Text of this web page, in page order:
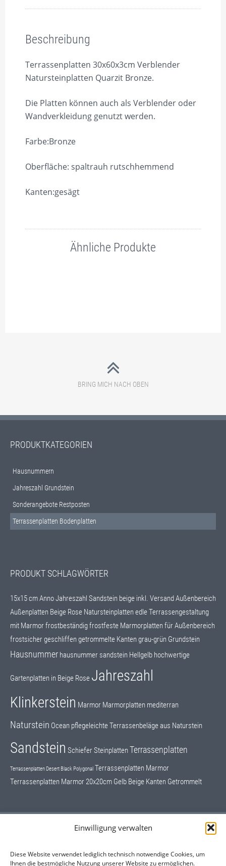
Einwilligung verwalten
Diese Website verwendet lediglich technisch notwendige Cookies, um
Ihnen die bestmögliche Nutzung unserer Website zu ermöglichen.
Beschreibung
Terrassenplatten 30x60x3cm Verblender
Natursteinplatten Quarzit Bronze.
Die Platten können auch als Verblender oder
Wandverkleidung genutzt werden.
Farbe:Bronze
Oberfläche: spaltrauh rutschhemmend
Kanten:gesägt
Ähnliche Produkte
BRING MICH NACH OBEN
PRODUKTKATEGORIEN
Hausnummern
Jahreszahl Grundstein
Sonderangebote Restposten
Terrassenplatten Bodenplatten
PRODUKT SCHLAGWÖRTER
15x15 cmAnno Jahreszahl Sandstein beige inkl. VersandAußenbereich
Außenplatten Beige Rose Natursteinplattenedle Terrassengestaltung
mit Marmorfrostbeständigfrostfeste Marmorplatten für Außenbereich
frostsichergeschliffengetrommelte Kantengrau-grün Grundstein
Hausnummer hausnummer sandstein Hellgelb hochwertige
Gartenplatten in Beige Rose Jahreszahl
Klinkerstein Marmor Marmorplatten mediterran
Naturstein Ocean pflegeleichte Terrassenbeläge aus Naturstein
Sandstein SchieferSteinplattenTerrassenplatten
Terrassenplatten Desert Black Polygonal Terrassenplatten Marmor
Terrassenplatten Marmor 20x20cm Gelb Beige Kanten Getrommelt
Hausnummern